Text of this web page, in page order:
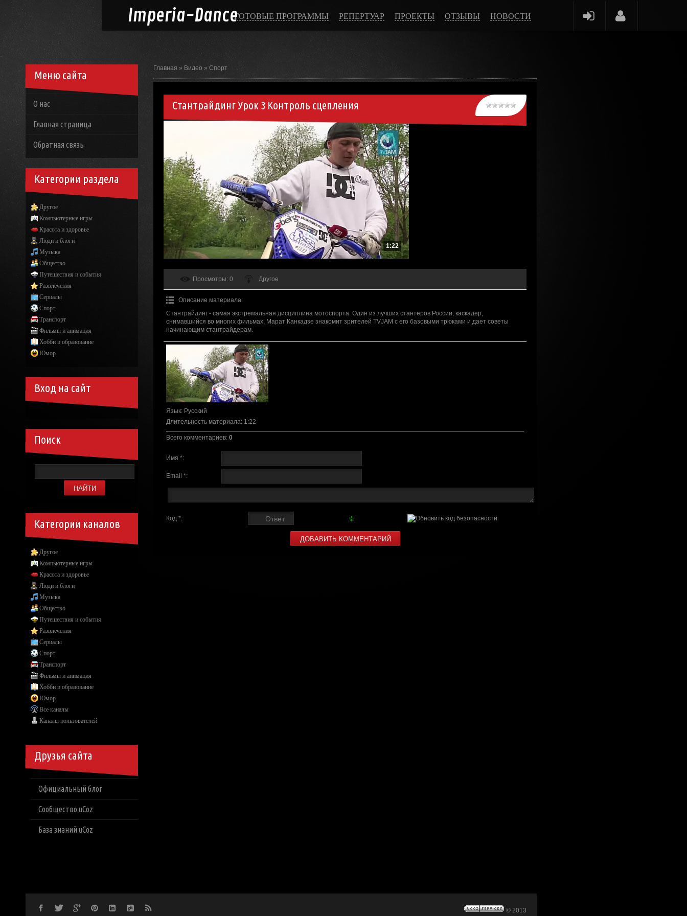
Imperia-DanceГОТОВЫЕ ПРОГРАММЫ РЕПЕРТУАР ПРОЕКТЫ ОТЗЫВЫ НОВОСТИ
Главная » Видео » Спорт
Стантрайдинг Урок 3 Контроль сцепления
1:22
Просмотры: 0 Другое
Описание материала:
Стантрайдинг - самая экстремальная дисциплина мотоспорта. Один из лучших стантеров России, каскадер,
снимавшийся во многих фильмах, Марат Канкадзе знакомит зрителей TVJAM с его базовыми трюками и дает советы
начинающим стантрайдерам.
Язык: Русский
Длительность материала: 1:22
Всего комментариев: 0
Имя *:
Email *:
Код *:
Меню сайта
О нас
Главная страница
Обратная связь
Категории раздела
Другое
Компьютерные игры
Красота и здоровье
Люди и блоги
Музыка
Общество
Путешествия и события
Развлечения
Сериалы
Спорт
Транспорт
Фильмы и анимация
Хобби и образование
Юмор
Вход на сайт
Поиск
Категории каналов
Другое
Компьютерные игры
Красота и здоровье
Люди и блоги
Музыка
Общество
Путешествия и события
Развлечения
Сериалы
Спорт
Транспорт
Фильмы и анимация
Хобби и образование
Юмор
Все каналы
Каналы пользователей
Друзья сайта
Официальный блог
Сообщество uCoz
База знаний uCoz
© 2013